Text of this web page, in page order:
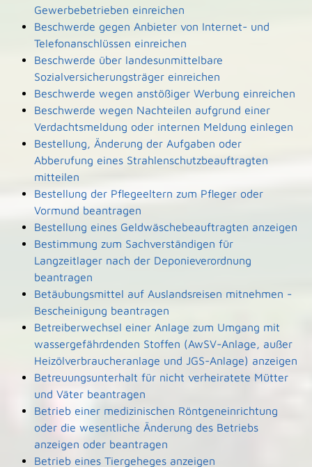
Gewerbebetrieben einreichen
Beschwerde gegen Anbieter von Internet- und
Telefonanschlüssen einreichen
Beschwerde über landesunmittelbare
Sozialversicherungsträger einreichen
Beschwerde wegen anstößiger Werbung einreichen
Beschwerde wegen Nachteilen aufgrund einer
Verdachtsmeldung oder internen Meldung einlegen
Bestellung, Änderung der Aufgaben oder
Abberufung eines Strahlenschutzbeauftragten
mitteilen
Bestellung der Pflegeeltern zum Pfleger oder
Vormund beantragen
Bestellung eines Geldwäschebeauftragten anzeigen
Bestimmung zum Sachverständigen für
Langzeitlager nach der Deponieverordnung
beantragen
Betäubungsmittel auf Auslandsreisen mitnehmen -
Bescheinigung beantragen
Betreiberwechsel einer Anlage zum Umgang mit
wassergefährdenden Stoffen (AwSV-Anlage, außer
Heizölverbraucheranlage und JGS-Anlage) anzeigen
Betreuungsunterhalt für nicht verheiratete Mütter
und Väter beantragen
Betrieb einer medizinischen Röntgeneinrichtung
oder die wesentliche Änderung des Betriebs
anzeigen oder beantragen
Betrieb eines Tiergeheges anzeigen